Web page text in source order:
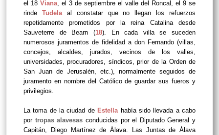
el 18 Viana , el 3 de septiembre el valle del Roncal, el 9 se
rinde Tudela
al constatar que no llegan los refuerzos
repetidamente prometidos por la reina Catalina desde
Sauveterre de Bearn (18). En cada villa se suceden
numerosos juramentos de fidelidad a don Fernando (villas,
concejos, alcaldes, jurados, vecinos de los valles,
universidades, procuradores, síndicos, prior de la Orden de
San Juan de Jerusalén, etc.), normalmente seguidos de
juramento en nombre del Católico de guardar sus fueros y
privilegios.
La toma de la ciudad de Estella había sido llevada a cabo
por tropas alavesas conducidas por el Diputado General y
Capitán, Diego Martínez de Álava. Las Juntas de Álava